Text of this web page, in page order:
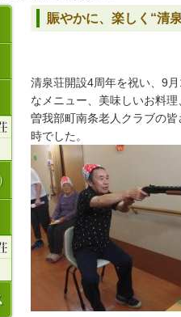
賑やかに、楽しく“清
清泉荘開設4周年を祝い、9
なメニュー、美味しいお料理
曽我部町南条老人クラブの
時でした。